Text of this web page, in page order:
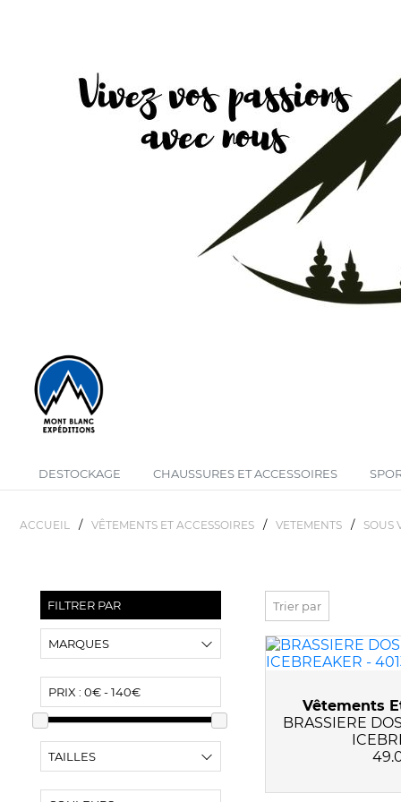
DESTOCKAGE CHAUSSURES ET ACCESSOIRES
ACCUEIL / VÊTEMENTS ET ACCESSOIRES / VETEMENTS / SOUS
FILTRER PAR
MARQUES
FALKE
ICEBREAKER
PRIX : 0€ - 140€
TAILLES
XS
Trier par
Vêtements
BRASSIERE